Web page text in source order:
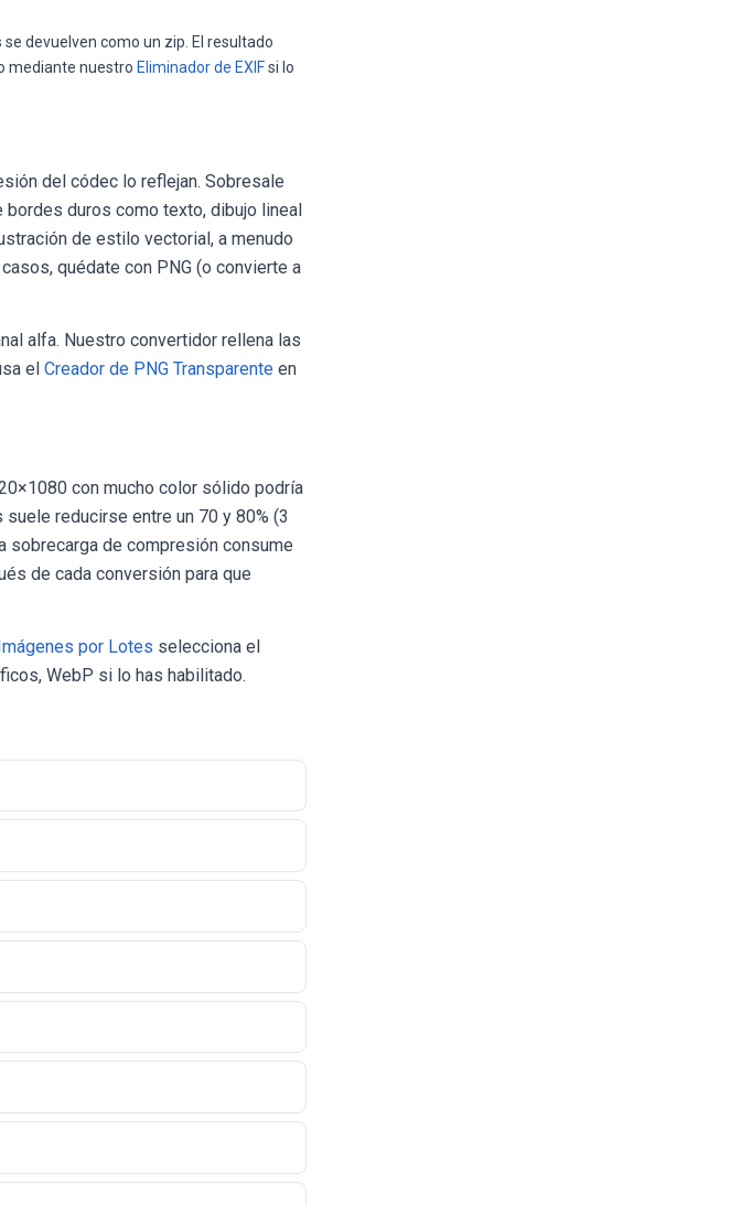
devuelven como un zip. El resultado
mediante nuestro Eliminador de EXIFsi lo
del códec lo reflejan. Sobresale
duros como texto, dibujo lineal
de estilo vectorial, a menudo
quédate con PNG (o convierte a
alfa. Nuestro convertidor rellena las
el Creador de PNG Transparente en
con mucho color sólido podría
reducirse entre un 70 y 80% (3
sobrecarga de compresión consume
de cada conversión para que
por Lotes selecciona el
WebP si lo has habilitado.